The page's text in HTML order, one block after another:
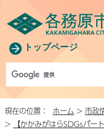
トップページ
現在の位置： ホーム > 市政
>
【かかみがはらSDGsパー